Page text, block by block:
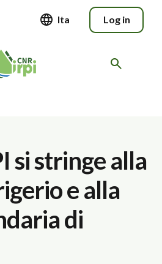
Ita Log in
si stringe alla
e alla
di